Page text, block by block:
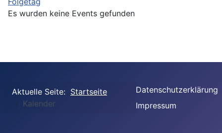
Es wurden keine Events gefunden
Aktuelle Seite: Startseite
Kalender
Datenschutzerklärung
Impressum